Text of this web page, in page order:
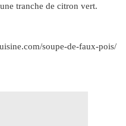
tranche de citron vert.
soupe-de-faux-pois/